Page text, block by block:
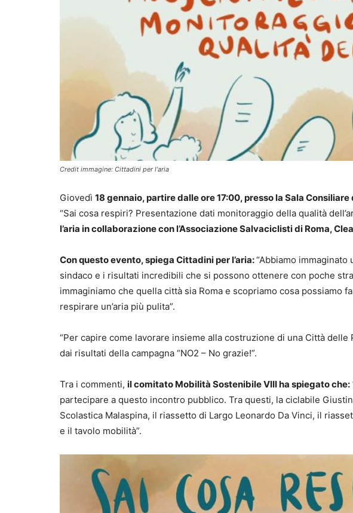
Credit immagine: Cittadini per l'aria
Giovedì 18 gennaio, partire dalle ore 17:00, presso la Sala
“Sai cosa respiri? Presentazione dati monitoraggio della qualità
l’aria in collaborazione con l’Associazione Salvaciclisti di Roma,
Con questo evento, spiega Cittadini per l’aria:“Abbiamo
sindaco e i risultati incredibili che si possono ottenere con poche
immaginiamo che quella città sia Roma e scopriamo cosa possiamo
respirare un’aria più pulita”.
“Per capire come lavorare insieme alla costruzione di una Città
dai risultati della campagna “NO2 – No grazie!”.
Tra i commenti, il comitato Mobilità Sostenibile VIII ha spiegato che:
partecipare a questo incontro pubblico. Tra questi, la ciclabile
Scolastica Malaspina, il riassetto di Largo Leonardo Da Vinci, il
e il tavolo mobilità”.